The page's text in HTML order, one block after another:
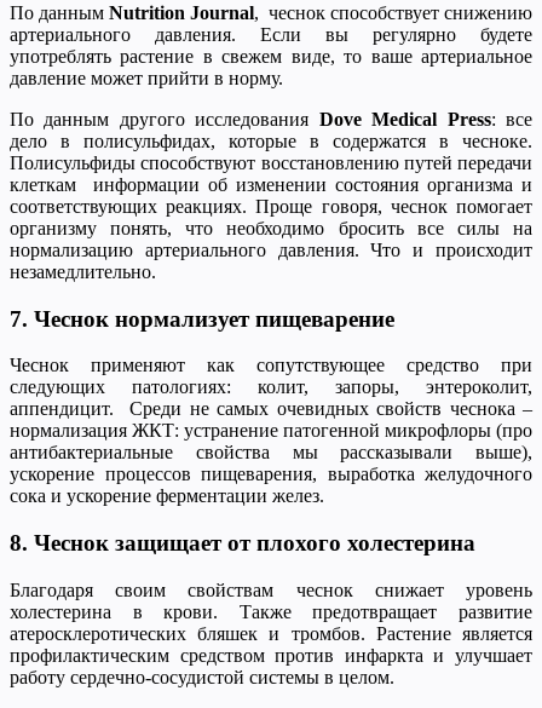
По данным Nutrition Journal, чеснок способствует снижению
артериального давления. Если вы регулярно будете
употреблять растение в свежем виде, то ваше артериальное
давление может прийти в норму.
По данным другого исследования Dove Medical Press: все
дело в полисульфидах, которые в содержатся в чесноке.
Полисульфиды способствуют восстановлению путей передачи
клеткам информации об изменении состояния организма и
соответствующих реакциях. Проще говоря, чеснок помогает
организму понять, что необходимо бросить все силы на
нормализацию артериального давления. Что и происходит
незамедлительно.
7. Чеснок нормализует пищеварение
Чеснок применяют как сопутствующее средство при
следующих патологиях: колит, запоры, энтероколит,
аппендицит. Среди не самых очевидных свойств чеснока –
нормализация ЖКТ: устранение патогенной микрофлоры (про
антибактериальные свойства мы рассказывали выше),
ускорение процессов пищеварения, выработка желудочного
сока и ускорение ферментации желез.
8. Чеснок защищает от плохого холестерина
Благодаря своим свойствам чеснок снижает уровень
холестерина в крови. Также предотвращает развитие
атеросклеротических бляшек и тромбов. Растение является
профилактическим средством против инфаркта и улучшает
работу сердечно-сосудистой системы в целом.